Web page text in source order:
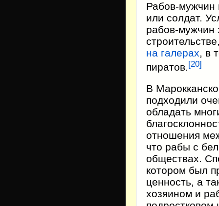
Рабов-мужчин
или солдат.
рабов-мужчин
на галерах, в
пиратов.[20]
В
подходили
обладать
отношения
что рабы с
обществах.
котором был
ценность, а
хозяином и